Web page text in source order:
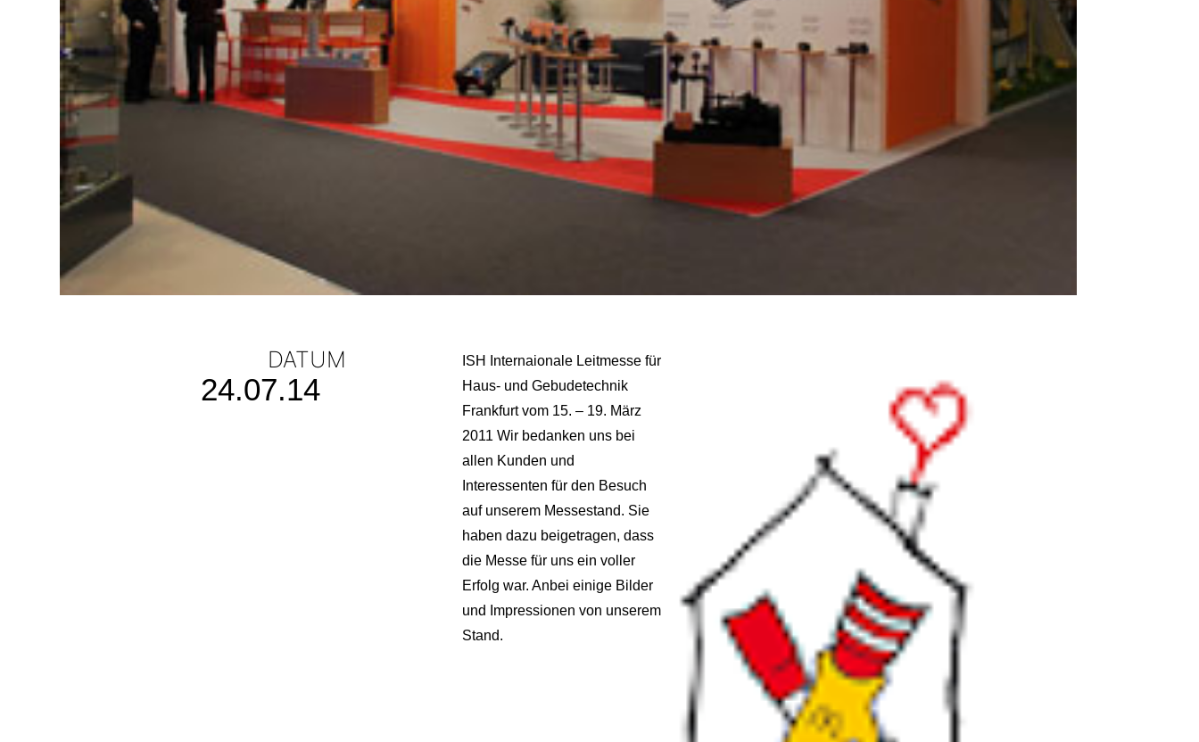
DATUM
24.07.14
ISH Internaionale Leitmesse für
Haus- und Gebudetechnik
Frankfurt vom 15. – 19. März
2011 Wir bedanken uns bei
allen Kunden und
Interessenten für den Besuch
auf unserem Messestand. Sie
haben dazu beigetragen, dass
die Messe für uns ein voller
Erfolg war. Anbei einige Bilder
und Impressionen von unserem
Stand.